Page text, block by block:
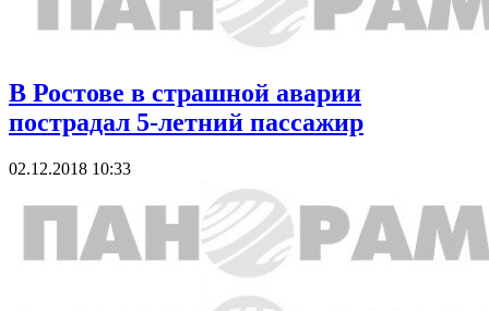
В Ростове в страшной аварии
пострадал 5-летний пассажир
02.12.2018 10:33